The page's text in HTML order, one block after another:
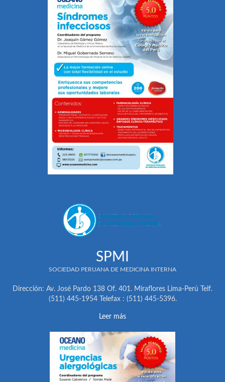
SPMI
SOCIEDAD PERUANA DE MEDICINA INTERNA
Dirección: Av. José Pardo 138 Of. 401. Miraflores Lima-Perú Telf.
(511) 445-1954 Telefax : (511) 445-5396.
Leer más